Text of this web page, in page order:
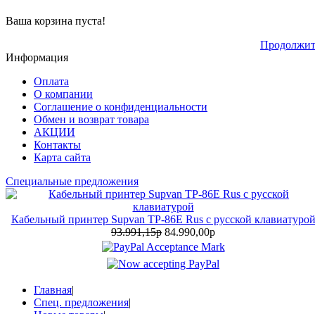
Ваша корзина пуста!
Информация
Оплата
О компании
Соглашение о конфиденциальности
Обмен и возврат товара
АКЦИИ
Контакты
Карта сайта
Специальные предложения
Кабельный принтер Supvan TP-86E Rus с русской клавиатурой
93.991,15р 84.990,00р
Главная|
Спец. предложения|